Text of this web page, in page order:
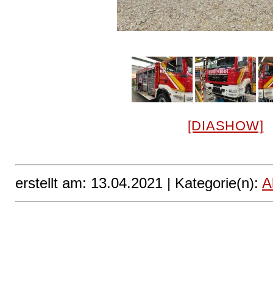
[DIASHOW]
erstellt am: 13.04.2021 | Kategorie(n):